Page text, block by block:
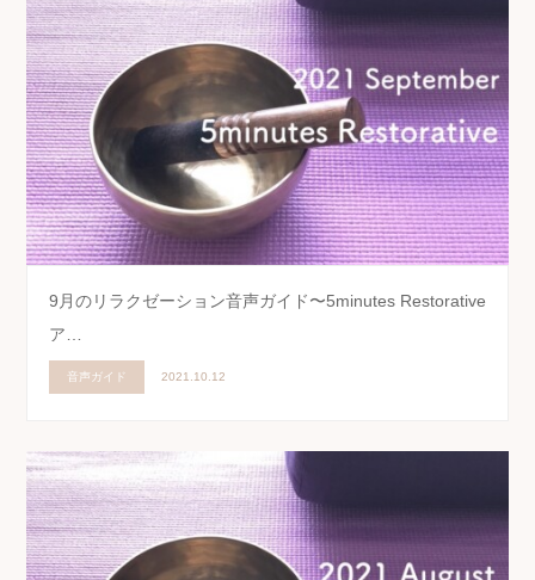
9月のリラクゼーション音声ガイド〜5minutes Restorative
ア…
音声ガイド 2021.10.12